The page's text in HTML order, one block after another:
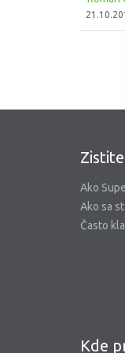
Ako
Ako sa
Často
Kde